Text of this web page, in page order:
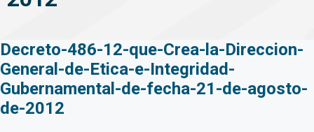
Decreto-486-12-que-Crea-la-Direccion-
General-de-Etica-e-Integridad-
Gubernamental-de-fecha-21-de-agosto-
de-2012